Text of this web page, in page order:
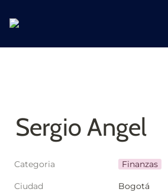
Sergio Angel
Categoria Finanzas
Ciudad Bogotá